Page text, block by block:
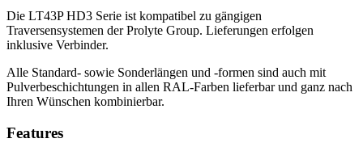
Die LT43P HD3 Serie ist kompatibel zu gängigen
Traversensystemen der Prolyte Group. Lieferungen erfolgen
inklusive Verbinder.
Alle Standard- sowie Sonderlängen und -formen sind auch mit
Pulverbeschichtungen in allen RAL-Farben lieferbar und ganz nach
Ihren Wünschen kombinierbar.
Features